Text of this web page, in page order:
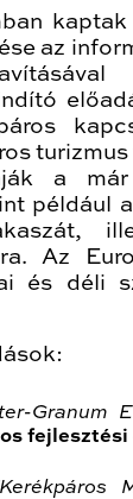
az
a már
például
Az
és déli
Granum